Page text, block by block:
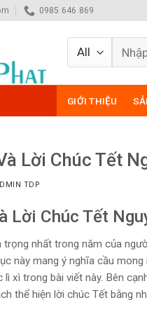
0985 646 869
Search
GIỚI THIỆU
Lời Chúc Tết
TDP
Lời Chúc Tết
trọng nhất trong năm của
này mang ý nghĩa cầu
xì trong bài viết này. Bên
thể hiện lời chúc Tết bằng